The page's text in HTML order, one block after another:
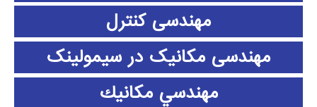
مهندسی کنترل
مهندسی مکانیک در سیمولینک
مهندسي مكانيك